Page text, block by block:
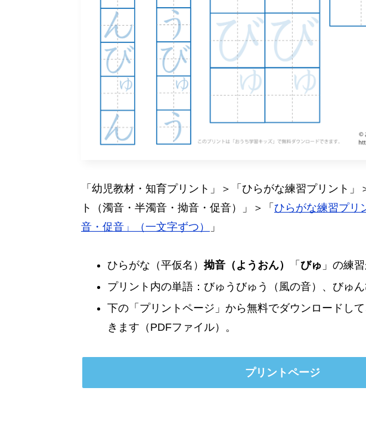
「幼児教材・知育プリント」＞「ひらがな練習プリント
ト（濁音・半濁音・拗音・促音）」＞「 ひらがな練習プリ
音・促音」（一文字ずつ）
」
ひらがな（平仮名） 拗音（ようおん） 「 びゅ 」の練
プリント内の単語：びゅうびゅう（風の音）、びゅん
下の「プリントページ」から無料でダウンロードし
きます（PDFファイル）。
プリントページ